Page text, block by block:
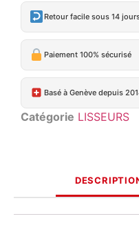
Retour facile sous 14
Paiement 100% sécurisé
Basé à Genève depuis
Catégorie LISSEURS